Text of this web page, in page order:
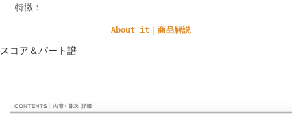
特徴：
About it｜商品解説
スコア＆パート譜